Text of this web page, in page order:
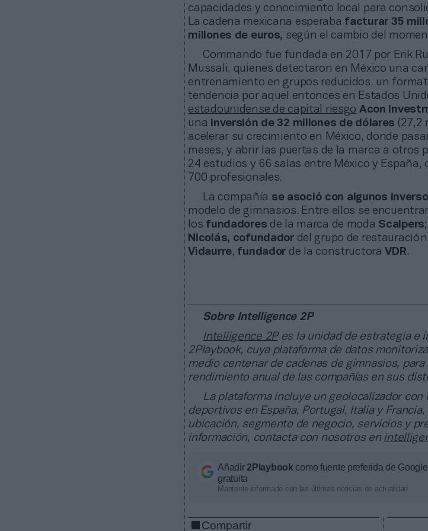
capacidades y conocimiento local para
La cadena mexicana esperaba facturar 35
millones de euros, según el cambio del
Commando fue fundada en 2017 por Erik
Mussali, quienes detectaron en México una
entrenamiento en grupos reducidos, un
tendencia por aquel entonces en Estados
estadounidense de capital riesgo Acon
una inversión de 32 millones de dólares (27,2
acelerar su crecimiento en México, donde
meses, y abrir las puertas de la marca a otros
24 estudios y 66 salas entre México y
700 profesionales.
La compañía se asoció con algunos
modelo de gimnasios. Entre ellos se
los fundadores de la marca de moda Scalpers;
Nicolás, cofundador del grupo de restauración
Vidaurre, fundador de la constructora VDR.
Sobre Intelligence 2P
Intelligence 2Pes la unidad de estrategia e
2Playbook, cuya plataforma de datos
medio centenar de cadenas de gimnasios, para
rendimiento anual de las compañías en sus
La plataforma incluye un geolocalizador con
deportivos en España, Portugal, Italia y
ubicación, segmento de negocio, servicios y
información, contacta con nosotros en
Añadir2Playbook como fuente preferida de
gratuita
Mantente informado con las últimas noticias de actualidad.
Compartir